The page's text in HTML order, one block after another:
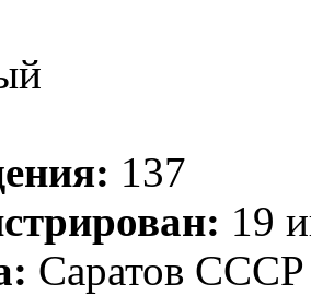
137
19
Саратов